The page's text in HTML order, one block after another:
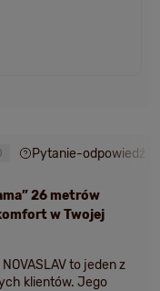
Pytanie-odpowiedź
26 metrów
w Twojej
to jeden z
klientów. Jego